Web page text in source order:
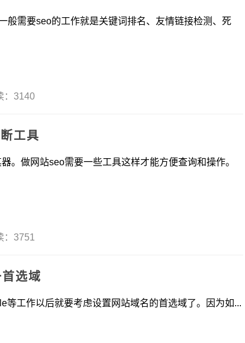
seo的工作就是关键词排名、友情链接检测、死
：3140
工具
做网站seo需要一些工具这样才能方便查询和操作。
3751
选域
以后就要考虑设置网站域名的首选域了。因为如...